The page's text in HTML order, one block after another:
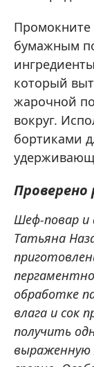
бумажным
который
жарочной
вокруг.
бортиками
Проверено
Шеф-повар и
Татьяна
обработке
влага и сок
получить
выраженную